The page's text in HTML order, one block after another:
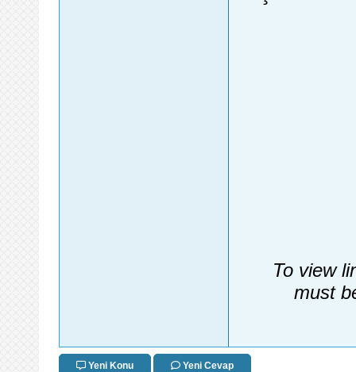
To view
must
Yeni Konu Yeni Cevap